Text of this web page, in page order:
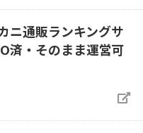
ニ通販ランキングサ
済・そのまま運営可